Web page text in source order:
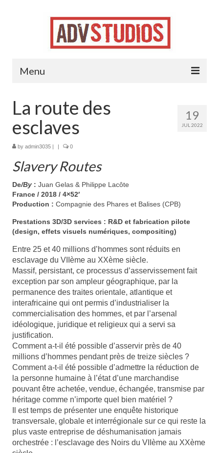
Menu
Projets
Contact
19
JUL 2022
La route des
esclaves
by admin3035 | | 0
Slavery Routes
De/By : Juan Gelas & Philippe Lacôte
France / 2018 / 4×52′
Production : Compagnie des Phares et Balises (CPB)
Prestations 3D/3D services : R&D et fabrication pilote
(design, effets visuels numériques, compositing)
Entre 25 et 40 millions d’hommes sont réduits en
esclavage du VIIème au XXème siècle.
Massif, persistant, ce processus d’asservissement fait
exception par son ampleur géographique, par la
permanence des traites orientale, atlantique et
interafricaine qui ont permis d’industrialiser la
commercialisation des hommes, et par l’arsenal
idéologique, juridique et religieux qui a servi sa
justification.
Comment a-t-il été possible d’asservir près de 40
millions d’hommes pendant près de treize siècles ?
Comment a-t-il été possible d’admettre la réduction de
la personne humaine à l’état d’une marchandise
pouvant être achetée, vendue, échangée, transmise par
héritage comme n’importe quel bien matériel ?
Il est temps de présenter une enquête historique
transversale, globale et interrégionale sur ce qui reste la
plus vaste entreprise de déshumanisation jamais
orchestrée : l’esclavage des Noirs du VIIème au XXème